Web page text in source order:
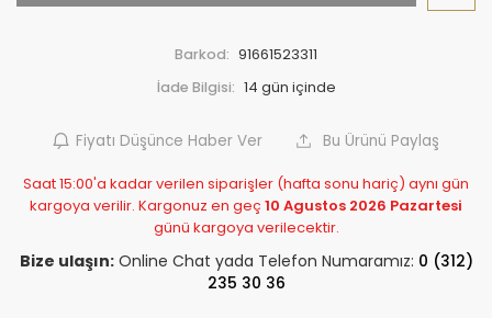
Barkod: 91661523311
İade Bilgisi:
Fiyatı Düşünce Haber Ver Bu Ürünü Paylaş
Saat 15:00'a kadar verilen siparişler (hafta sonu hariç) aynı gün
kargoya verilir. Kargonuz en geç 10 Agustos 2026 Pazartesi
günü kargoya verilecektir.
Bize ulaşın:Online Chat yada Telefon Numaramız: 0 (312)
235 30 36